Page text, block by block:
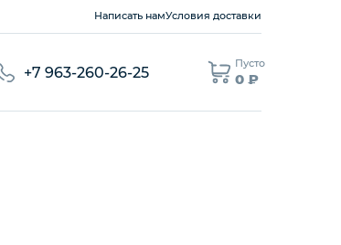
Написать намУсловия доставки
+7 963-260-26-25
Пусто
0 ₽